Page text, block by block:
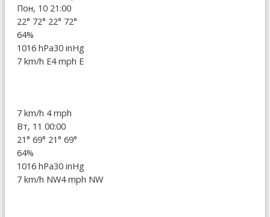
Пон, 10 21:00
22° 72° 22° 72°
64%
1016 hPa30 inHg
7 km/h E4 mph E
7 km/h 4 mph
Вт, 11 00:00
21° 69° 21° 69°
64%
1016 hPa30 inHg
7 km/h NW4 mph NW